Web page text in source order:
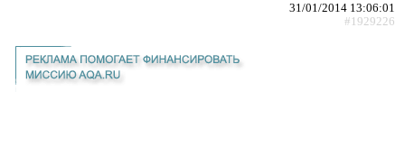
31/01/2014 13:06:01
#1929226